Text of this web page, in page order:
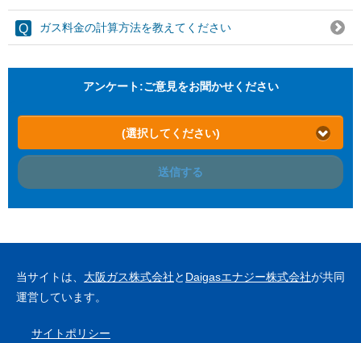
ガス料金の計算方法を教えてください
アンケート:ご意見をお聞かせください
(選択してください)
送信する
当サイトは、 大阪ガス株式会社と Daigasエナジー株式会社が共同
運営しています。
サイトポリシー